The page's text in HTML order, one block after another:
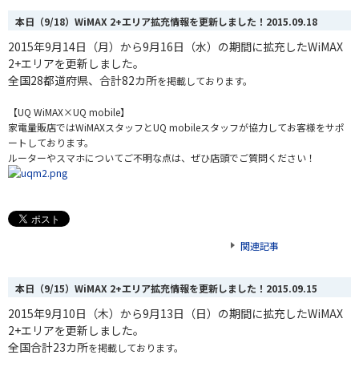
本日（9/18）WiMAX 2+エリア拡充情報を更新しました！ 2015.09.18
2015年9月14日（月）から9月16日（水）の期間に拡充したWiMAX
2+エリアを更新しました。
全国28都道府県、合計82カ所を掲載しております。
【UQ WiMAX×UQ mobile】
家電量販店ではWiMAXスタッフとUQ mobileスタッフが協力してお客様をサポ
ートしております。
ルーターやスマホについてご不明な点は、ぜひ店頭でご質問ください！
関連記事
本日（9/15）WiMAX 2+エリア拡充情報を更新しました！ 2015.09.15
2015年9月10日（木）から9月13日（日）の期間に拡充したWiMAX
2+エリアを更新しました。
全国合計23カ所を掲載しております。